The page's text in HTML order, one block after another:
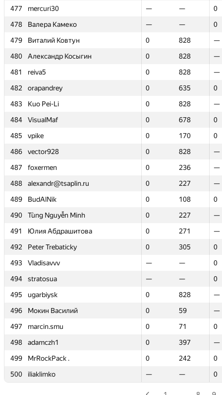
477
mercuri30 — —
0
478
Валера Камеко — —
0
479
Виталий Ковтун 0 828
—
480
Александр Косыгин 0 828
—
481
reiva5 0 828
—
482
orapandrey 0 635
0
483
Kuo Pei-Li 0 828
—
484
VisualMaf 0 678
0
485
vpike 0 170
0
486
vector928 0 828
—
487
foxermen 0 236
—
488
alexandr@tsaplin.ru 0 227
—
489
BudAlNik 0 108
0
490
Tùng Nguyễn Minh 0 227
—
491
Юлия Абдрашитова 0 271
—
492
Peter Trebaticky 0 305
0
493
Vladisavvv — —
0
494
stratosua — —
0
495
ugarbiysk 0 828
—
496
Мокин Василий 0 59
—
497
marcin.smu 0 71
0
498
adamczh1 0 397
—
499
MrRockPack . 0 242
0
500
iliaklimko — — 0
477
mercuri30 — —
0
478
Валера Камеко — —
0
479
Виталий Ковтун 0 828
—
480
Александр Косыгин 0 828
—
481
reiva5 0 828
—
482
orapandrey 0 635
0
483
Kuo Pei-Li 0 828
—
484
VisualMaf 0 678
0
485
vpike 0 170
0
486
vector928 0 828
—
487
foxermen 0 236
—
488
alexandr@tsaplin.ru 0 227
—
489
BudAlNik 0 108
0
490
Tùng Nguyễn Minh 0 227
—
491
Юлия Абдрашитова 0 271
—
492
Peter Trebaticky 0 305
0
493
Vladisavvv — —
0
494
stratosua — —
0
495
ugarbiysk 0 828
—
496
Мокин Василий 0 59
—
497
marcin.smu 0 71
0
498
adamczh1 0 397
—
499
MrRockPack . 0 242
0
500
iliaklimko — — 0